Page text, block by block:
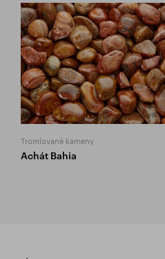
Tromlované kameny
Achát Bahia